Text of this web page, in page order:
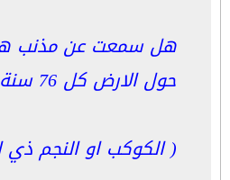
هل سمعت عن مذنب
حول الارض كل 76 سنة
( الكوكب او النجم ذي